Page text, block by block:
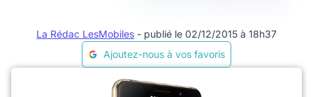
La Rédac LesMobiles - publié le 02/12/2015 à 18h37
Ajoutez-nous à vos favoris